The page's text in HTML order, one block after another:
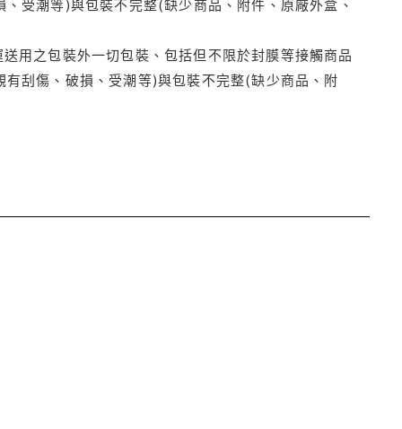
用之包裝外一切包裝、包括但不限於封膜等接觸商品
刮傷、破損、受潮等)與包裝不完整(缺少商品、附